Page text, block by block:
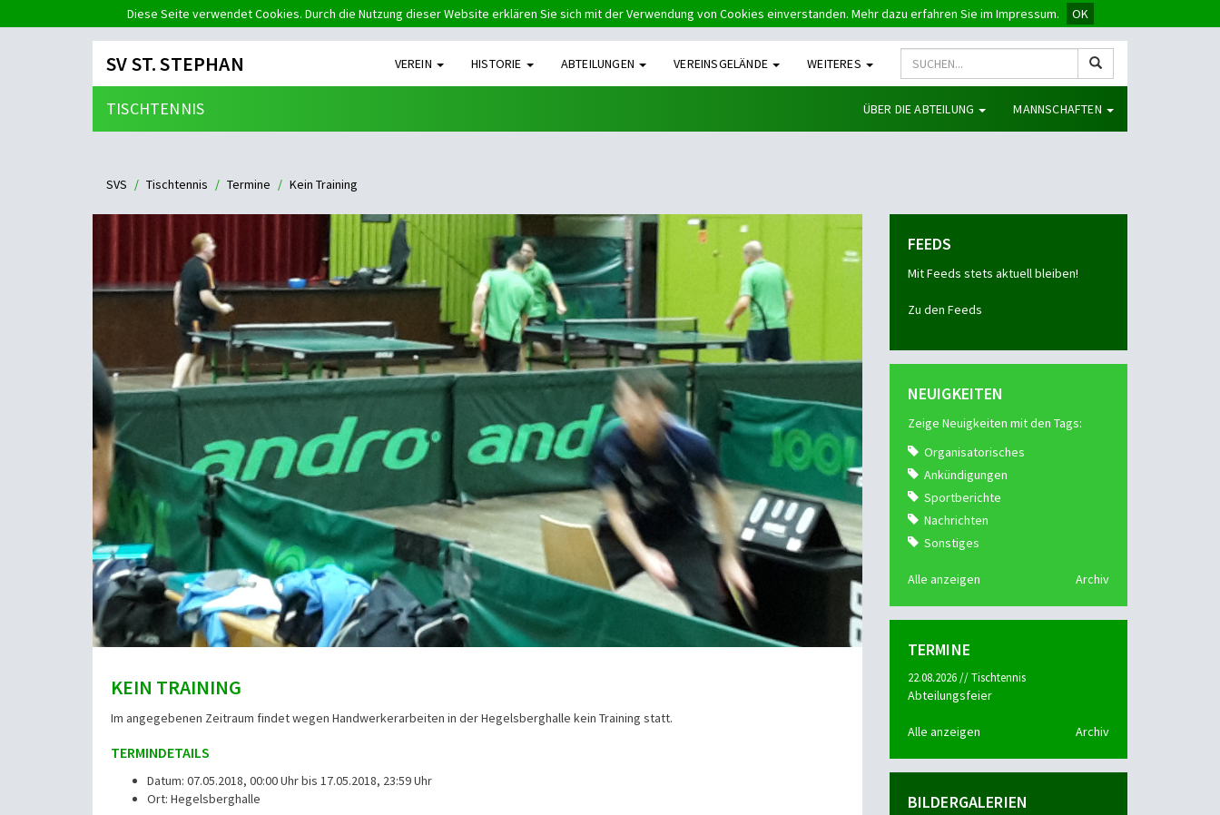
Diese Seite verwendet Cookies. Durch die Nutzung dieser Website erklären Sie sich mit der Verwendung von Cookies einverstanden. Mehr dazu erfahren Sie im Impressum. OK
SV ST. STEPHAN VEREIN HISTORIE ABTEILUNGEN VEREINSGELÄNDE WEITERES
TISCHTENNIS ÜBER DIE ABTEILUNG MANNSCHAFTEN
SVS Tischtennis Termine Kein Training
KEIN TRAINING
Im angegebenen Zeitraum findet wegen Handwerkerarbeiten in der Hegelsberghalle kein Training statt.
TERMINDETAILS
Datum: 07.05.2018, 00:00 Uhr bis 17.05.2018, 23:59 Uhr
Ort: Hegelsberghalle
FEEDS
Mit Feeds stets aktuell bleiben!
Zu den Feeds
NEUIGKEITEN
Zeige Neuigkeiten mit den Tags:
Organisatorisches
Ankündigungen
Sportberichte
Nachrichten
Sonstiges
Alle anzeigen Archiv
TERMINE
22.08.2026 // Tischtennis
Abteilungsfeier
Alle anzeigen Archiv
BILDERGALERIEN